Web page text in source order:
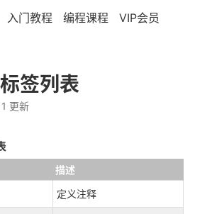
入门教程 编程课程 VIP会员
签列表
更新
描述
定义注释